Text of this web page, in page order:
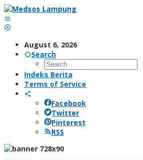
Skip
to
content
August 6, 2026
Search
Indeks Berita
Terms of Service
Facebook
Twitter
Pinterest
RSS